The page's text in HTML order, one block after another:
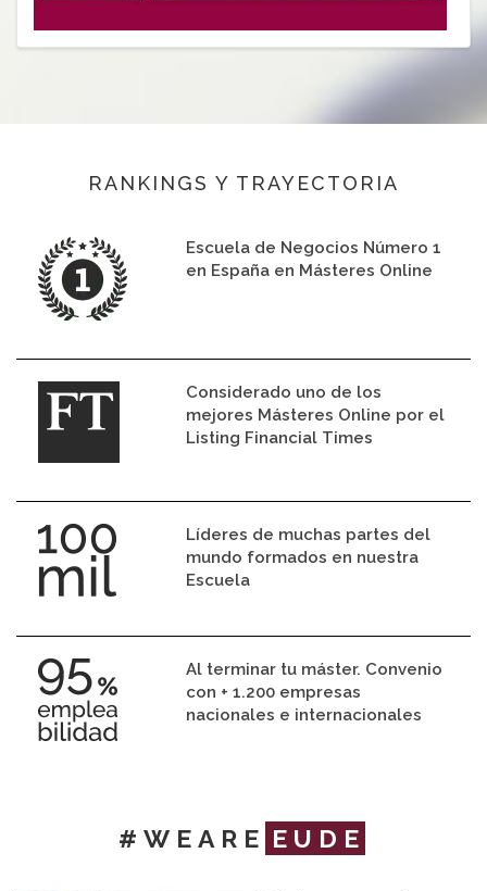
RANKINGS Y TRAYECTORIA
Escuela de Negocios Número 1
en España en Másteres Online
Considerado uno de los
mejores Másteres Online por el
Listing Financial Times
Líderes de muchas partes del
mundo formados en nuestra
Escuela
Al terminar tu máster. Convenio
con + 1.200 empresas
nacionales e internacionales
#WEARE EUDE